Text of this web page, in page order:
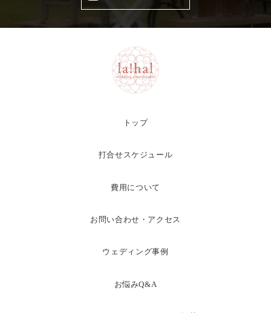
トップ
打合せスケジュール
費用について
お問い合わせ・アクセス
ウェディング事例
お悩みQ&A